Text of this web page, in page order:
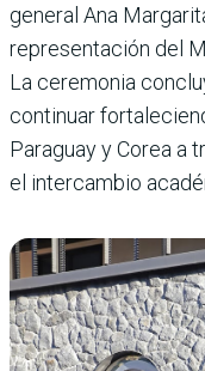
general Ana
representación del
La ceremonia
continuar
Paraguay y Corea a
el intercambio